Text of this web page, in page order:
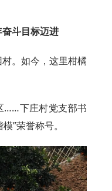
斗目标迈进
。如今，这里柑橘
……下庄村党支部书
”荣誉称号。